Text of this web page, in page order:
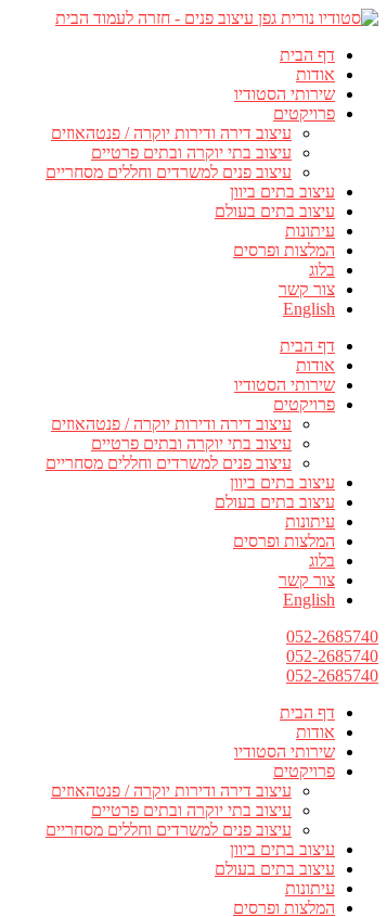
דף הבית
אודות
שירותי הסטודיו
פרויקטים
עיצוב דירה ודירות יוקרה / פנטהאוזים
עיצוב בתי יוקרה ובתים פרטיים
עיצוב פנים למשרדים וחללים מסחריים
עיצוב בתים ביוון
עיצוב בתים בעולם
עיתונות
המלצות ופרסים
בלוג
צור קשר
English
דף הבית
אודות
שירותי הסטודיו
פרויקטים
עיצוב דירה ודירות יוקרה / פנטהאוזים
עיצוב בתי יוקרה ובתים פרטיים
עיצוב פנים למשרדים וחללים מסחריים
עיצוב בתים ביוון
עיצוב בתים בעולם
עיתונות
המלצות ופרסים
בלוג
צור קשר
English
052-2685740
052-2685740
052-2685740
דף הבית
אודות
שירותי הסטודיו
פרויקטים
עיצוב דירה ודירות יוקרה / פנטהאוזים
עיצוב בתי יוקרה ובתים פרטיים
עיצוב פנים למשרדים וחללים מסחריים
עיצוב בתים ביוון
עיצוב בתים בעולם
עיתונות
המלצות ופרסים